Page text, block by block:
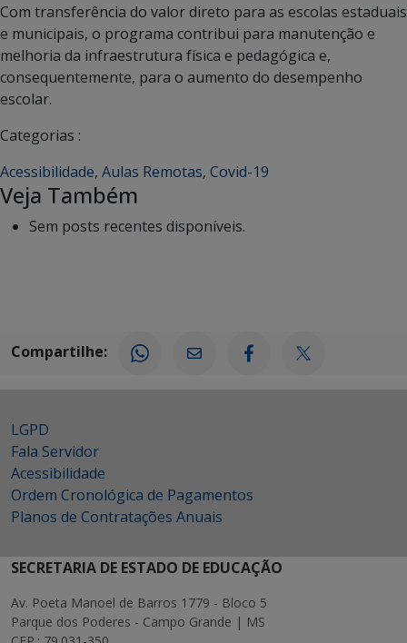
Com transferência do valor direto para as escolas estaduais
e municipais, o programa contribui para manutenção e
melhoria da infraestrutura física e pedagógica e,
consequentemente, para o aumento do desempenho
escolar.
Categorias :
Acessibilidade, Aulas Remotas, Covid-19
Veja Também
Sem posts recentes disponíveis.
Compartilhe:
LGPD
Fala Servidor
Acessibilidade
Ordem Cronológica de Pagamentos
Planos de Contratações Anuais
SECRETARIA DE ESTADO DE EDUCAÇÃO
Av. Poeta Manoel de Barros 1779 - Bloco 5
Parque dos Poderes - Campo Grande | MS